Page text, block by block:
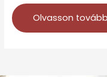
Olvasson